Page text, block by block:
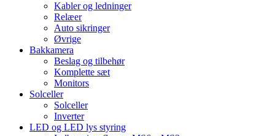
Kabler og ledninger
Relæer
Auto sikringer
Øvrige
Bakkamera
Beslag og tilbehør
Komplette sæt
Monitors
Solceller
Solceller
Inverter
LED og LED lys styring